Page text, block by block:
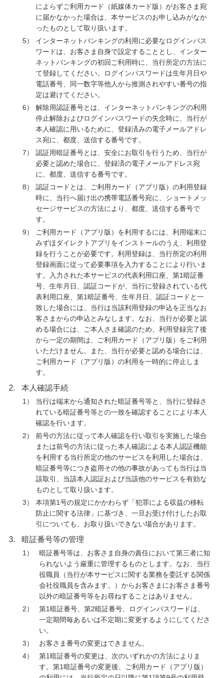
によらずご利用カード（紙媒体カード版）がお客さま宛
に届かなかった場合は、本サービスのお申し込みがなか
ったものとして取り扱います。
5）
インターネットバンキングの利用に必要なログインパス
ワードは、お客さま自身で設定することとし、インター
ネットバンキングの初回ご利用時に、当行所定の方法に
て登録してください。ログインパスワードは生年月日や
電話番号、同一数字等他人から推測されやすい番号の指
定は避けてください。
6）
解除用認証番号とは、インターネットバンキングの利用
停止解除およびログインパスワードの失念時に、当行が
本人確認に用いるために、登録済みの電子メールアドレ
ス宛に、都度、送信する番号です。
7）
認証用暗証番号とは、安全にお取引を行うため、当行が
必要と認めた場合に、登録済の電子メールアドレス宛
に、都度、送信する番号です。
8）
認証コードとは、ご利用カード（アプリ版）の利用登録
時に、当行へ届け出の携帯電話番号宛に、ショートメッ
セージサービスの方法により、都度、送信する番号で
す。
9）
ご利用カード（アプリ版）を利用するには、利用端末に
みずほダイレクトアプリをインストールのうえ、利用登
録を行うことが必要です。利用登録は、当行所定の利用
登録画面に従って必要事項を入力することにより行いま
す。入力された本サービスの代表利用口座、第1暗証番
号、生年月日、認証コードが、当行に登録されている代
表利用口座、第1暗証番号、生年月日、認証コードと一
致した場合には、当行は当該利用登録の申込を正当なお
客さまからの申込とみなします。なお、当行が必要と認
める場合には、ご本人さま確認のため、利用登録完了後
から一定の期間は、ご利用カード（アプリ版）をご利用
いただけません。また、当行が必要と認める場合には、
ご利用カード（アプリ版）の利用を一時的に停止しま
す。
2. 本人確認手続
1）
当行は端末から通知された暗証番号等と、当行に登録さ
れている暗証番号等との一致を確認することにより本人
確認を行います。
2）
前号の方法に従って本人確認を行い取引を実施した場合
または前号の方法に従った本人確認による本人認証機能
を利用する当行所定の他のサービスを利用した場合は、
暗証番号等につき盗用その他の事故があっても当行は当
該取引、当該本人認証および当該他のサービスを有効な
ものとして取り扱います。
3）
本項第1号の規定にかかわらず「犯罪による収益の移転
防止に関する法律」に基づき、一旦お受け付けしたお取
引についても、お取り扱いできない場合があります。
3. 暗証番号等の管理
1）
暗証番号等は、お客さま自身の責任において第三者に知
られないよう厳重に管理するものとします。なお、当行
役職員（当行が本サービスに関する業務を委託する関係
会社役職員を含みます。）からお客さまにお客さま番号
以外の暗証番号等をお尋ねすることはありません。
2）
第1暗証番号、第2暗証番号、ログインパスワードは、
一定期間毎あるいは不定期に変更するようにしてくださ
い。
3）
お客さま番号の変更はできません。
4）
第1暗証番号の変更は、次のいずれかの方法によりま
す。第1暗証番号の変更後、ご利用カード（アプリ版）